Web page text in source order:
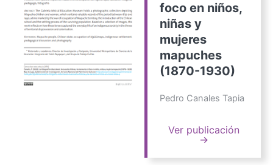
foco en niños,
niñas y
mujeres
mapuches
(1870-1930)
Pedro Canales Tapia
Ver publicación
→